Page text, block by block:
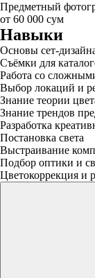
Предметный
от 60 000 сум
Навыки
Основы сет-
Съёмки для
Работа со
Выбор локаций и
Знание теории
Знание трендов
Разработка
Постановка света
Выстраивание
Подбор оптики и
Цветокоррекция и